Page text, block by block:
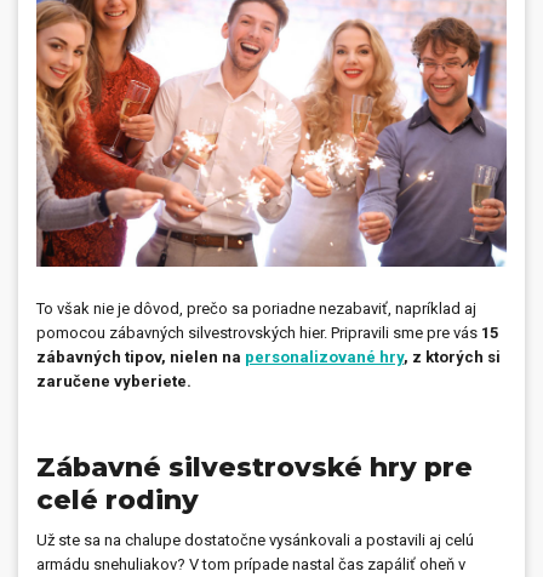
Doplnky do kancelárie, domácnosti, auta
Darčeky
PO-PIA 7:30 - 17:00
0850 11 15 16
napíšte nám
faxcopy@faxcopy.sk
Úvod Produkty
Kontakty
To však nie je dôvod, prečo sa poriadne nezabaviť, napríklad aj
pomocou zábavných silvestrovských hier. Pripravili sme pre vás 15
zábavných tipov, nielen na personalizované hry, z ktorých si
zaručene vyberiete.
Zábavné silvestrovské hry pre
celé rodiny
Už ste sa na chalupe dostatočne vysánkovali a postavili aj celú
armádu snehuliakov? V tom prípade nastal čas zapáliť oheň v